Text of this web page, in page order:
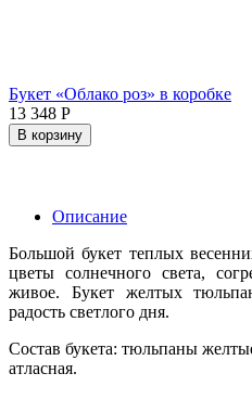
Букет «Облако роз» в коробке
13 348 Р
В корзину
Описание
Большой букет теплых
цветы солнечного света,
живое. Букет желтых
радость светлого дня.
Состав букета: тюльпаны
атласная.